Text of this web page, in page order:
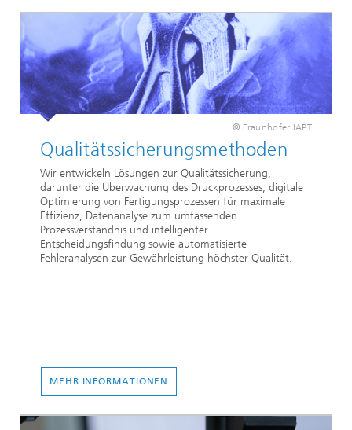
© Fraunhofer IAPT
Qualitätssicherungsmethoden
Wir entwickeln Lösungen zur Qualitätssicherung,
darunter die Überwachung des Druckprozesses, digitale
Optimierung von Fertigungsprozessen für maximale
Effizienz, Datenanalyse zum umfassenden
Prozessverständnis und intelligenter
Entscheidungsfindung sowie automatisierte
Fehleranalysen zur Gewährleistung höchster Qualität.
MEHR INFORMATIONEN